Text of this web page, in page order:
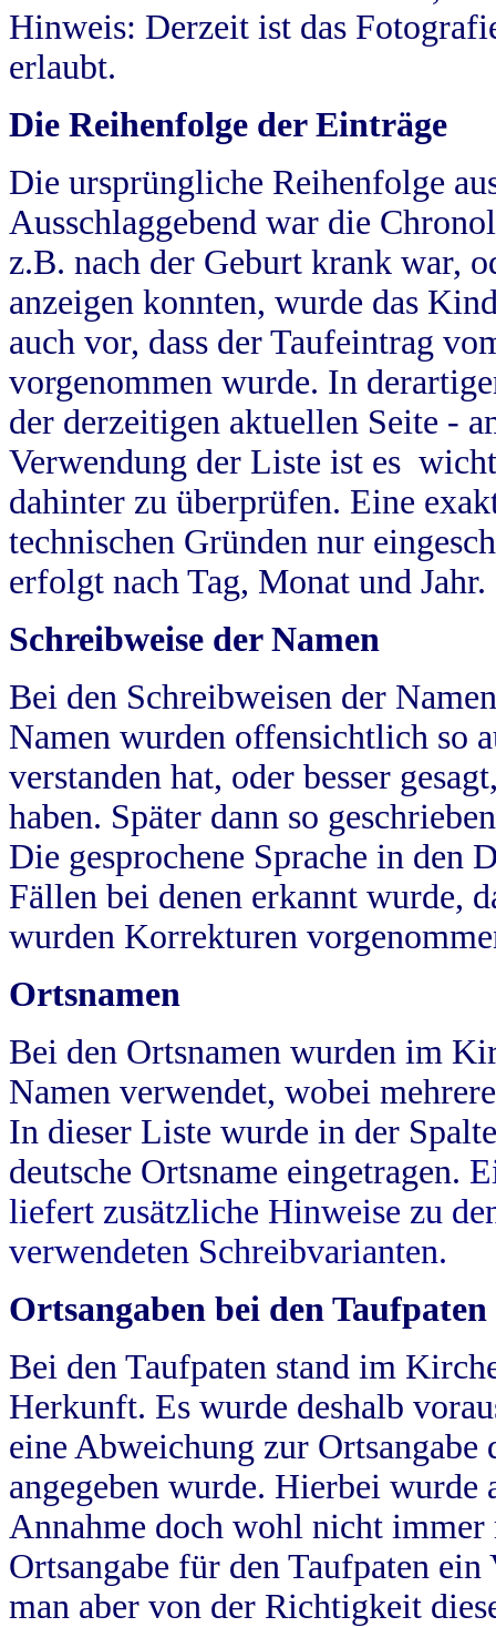
Hinweis: Derzeit ist das
erlaubt.
Die Reihenfolge der Einträge
Die ursprüngliche Reihenfolge
Ausschlaggebend war die
z.B. nach der Geburt krank war,
anzeigen konnten, wurde das
auch vor, dass der Taufeintrag
vorgenommen wurde. In
der derzeitigen aktuellen Seite -
Verwendung der Liste ist es
dahinter zu überprüfen. Eine
technischen Gründen nur
erfolgt nach Tag, Monat und Jahr.
Schreibweise der Namen
Bei den Schreibweisen der
Namen wurden offensichtlich so
verstanden hat, oder besser
haben. Später dann so
Die gesprochene Sprache in
Fällen bei denen erkannt wurde,
wurden Korrekturen
Ortsnamen
Bei den Ortsnamen wurden im
Namen verwendet, wobei
In dieser Liste wurde in der
deutsche Ortsname eingetragen.
liefert zusätzliche Hinweise zu
verwendeten Schreibvarianten.
Ortsangaben bei den Taufpaten
Bei den Taufpaten stand im
Herkunft. Es wurde deshalb
eine Abweichung zur
angegeben wurde. Hierbei wurde
Annahme doch wohl nicht
Ortsangabe für den Taufpaten
man aber von der Richtigkeit